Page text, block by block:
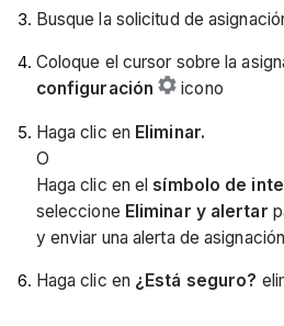
Busque la solicitud de
Coloque el cursor sobre la
configuración
icono
Haga clic en Eliminar.
O
Haga clic en el símbolo de
seleccione Eliminar y alertar
y enviar una alerta de
Haga clic en ¿Está seguro?